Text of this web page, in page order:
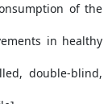
of the
in healthy
double-blind,